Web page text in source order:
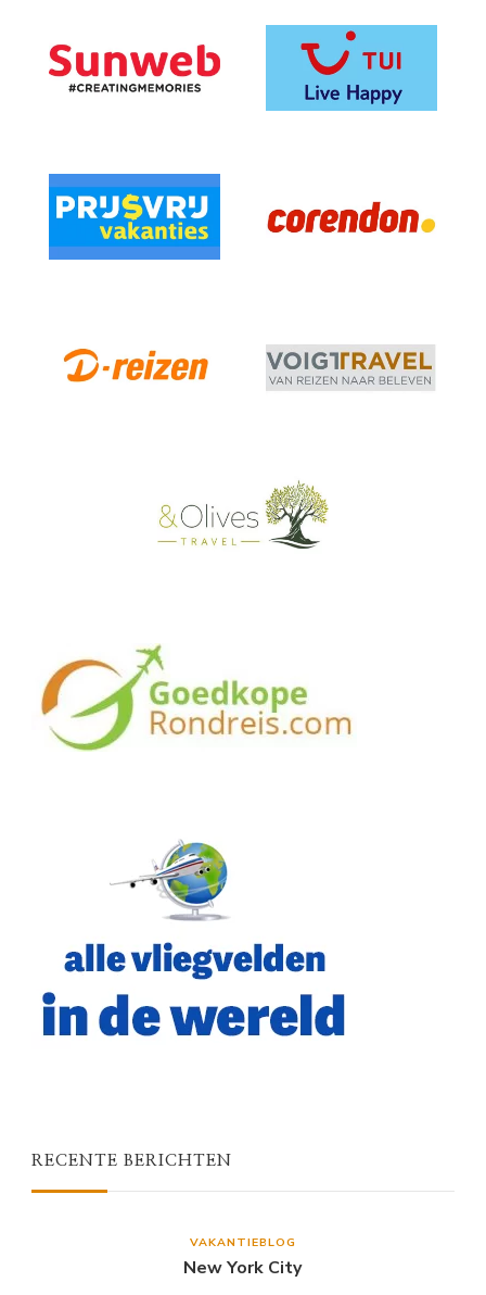
RECENTE BERICHTEN
VAKANTIEBLOG
New York City